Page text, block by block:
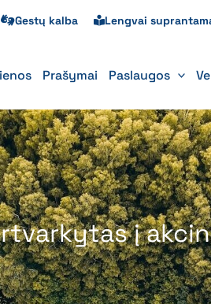
Gestų kalba Lengvai
Prašymai Paslaugos
į